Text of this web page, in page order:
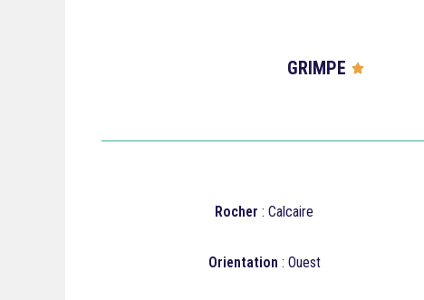
GRIMPE 
Rocher : Calcaire
Orientation : Ouest